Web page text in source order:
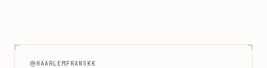
HAARLEM FRANS €€